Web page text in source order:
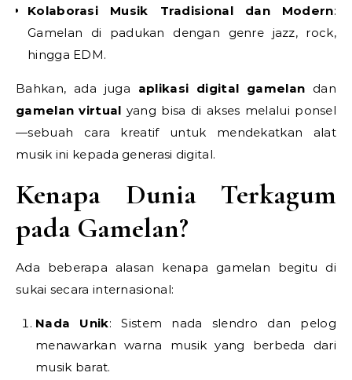
Kolaborasi Musik Tradisional dan Modern:
Gamelan di padukan dengan genre jazz, rock,
hingga EDM.
Bahkan, ada juga aplikasi digital gamelan dan
gamelan virtual yang bisa di akses melalui ponsel
—sebuah cara kreatif untuk mendekatkan alat
musik ini kepada generasi digital.
Kenapa Dunia Terkagum
pada Gamelan?
Ada beberapa alasan kenapa gamelan begitu di
sukai secara internasional:
Nada Unik: Sistem nada slendro dan pelog
menawarkan warna musik yang berbeda dari
musik barat.